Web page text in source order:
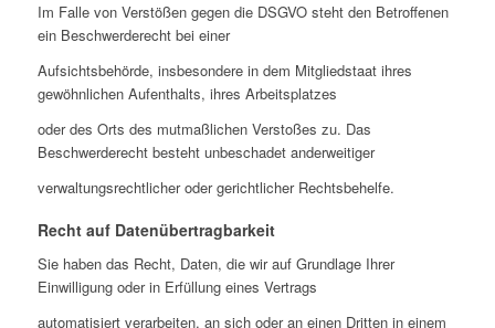
Im Falle von Verstößen gegen die DSGVO steht den Betroffenen
ein Beschwerderecht bei einer
Aufsichtsbehörde, insbesondere in dem Mitgliedstaat ihres
gewöhnlichen Aufenthalts, ihres Arbeitsplatzes
oder des Orts des mutmaßlichen Verstoßes zu. Das
Beschwerderecht besteht unbeschadet anderweitiger
verwaltungsrechtlicher oder gerichtlicher Rechtsbehelfe.
Recht auf Datenübertragbarkeit
Sie haben das Recht, Daten, die wir auf Grundlage Ihrer
Einwilligung oder in Erfüllung eines Vertrags
automatisiert verarbeiten, an sich oder an einen Dritten in einem